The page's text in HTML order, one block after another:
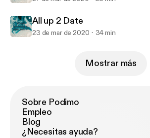
All up 2 Date
23 de mar de 2020 34 min
Mostrar más
Sobre Podimo
Empleo
Blog
¿Necesitas ayuda?